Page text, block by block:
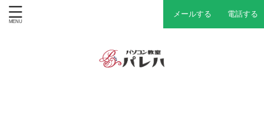
メールする 電話する